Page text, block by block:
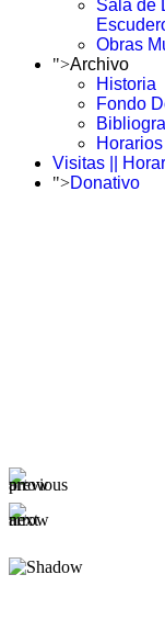
Sala de
Obras
">Archivo
Historia
Fondo
Visitas ||
">Donativo